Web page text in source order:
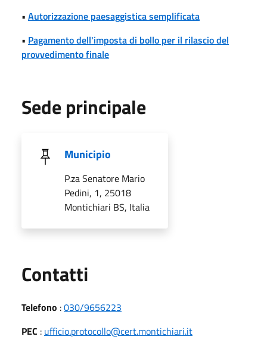
• Autorizzazione paesaggistica semplificata
• Pagamento dell'imposta di bollo per il rilascio del
provvedimento finale
Sede principale
Municipio
P.za Senatore Mario
Pedini, 1, 25018
Montichiari BS, Italia
Contatti
Telefono :030/9656223
PEC : ufficio.protocollo@cert.montichiari.it